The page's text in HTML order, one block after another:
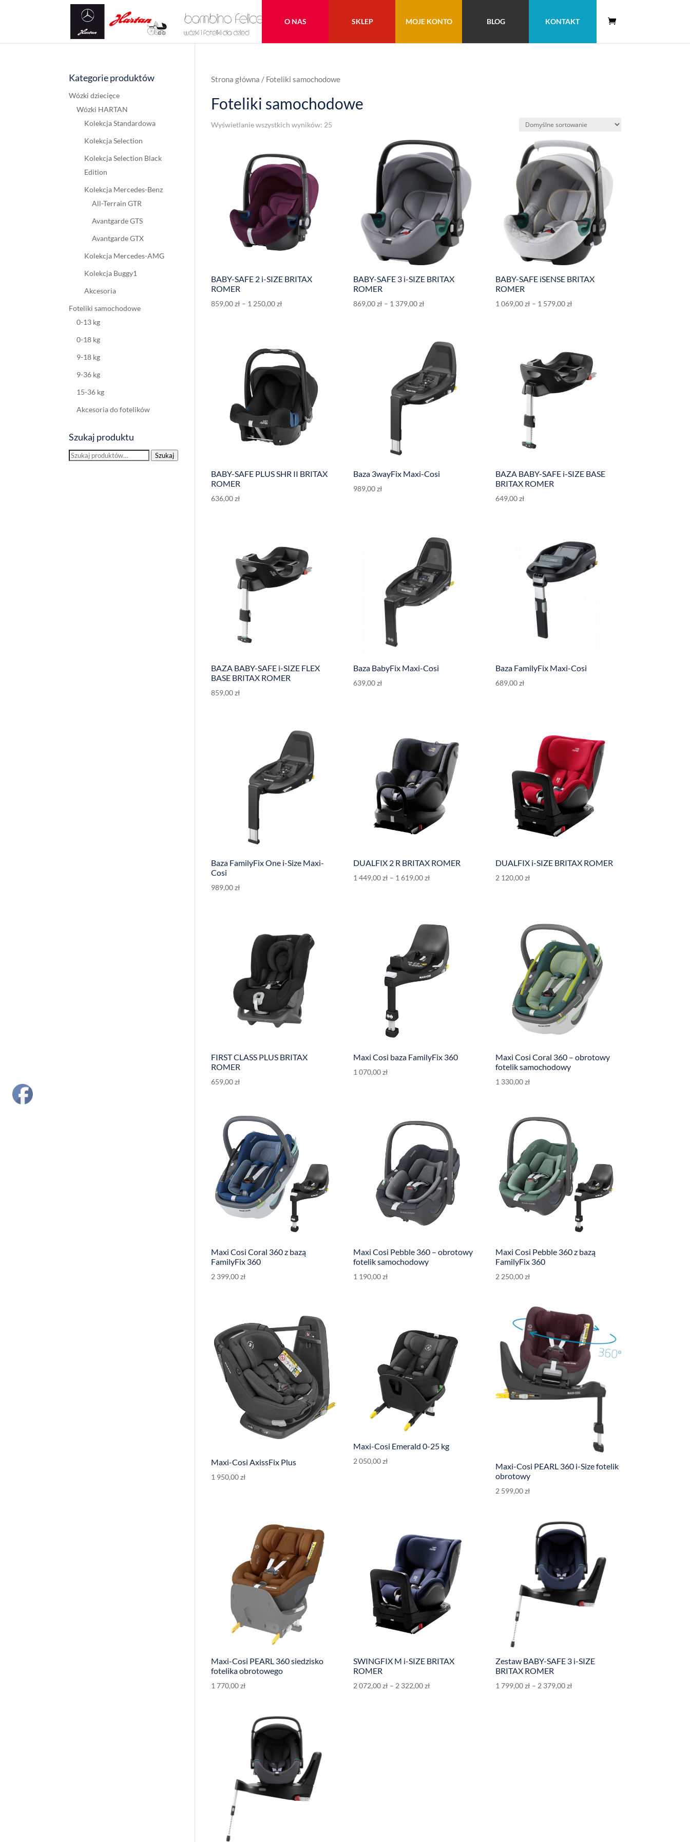
O NAS SKLEP MOJE KONTO BLOG KONTAKT
Strona główna / Foteliki samochodowe
Foteliki samochodowe
Wyświetlanie wszystkich wyników: 25
BABY-SAFE 2 i-SIZE BRITAX
ROMER
859,00zł – 1 250,00zł
BABY-SAFE 3 i-SIZE BRITAX
ROMER
869,00zł – 1 379,00zł
BABY-SAFE iSENSE BRITAX
ROMER
1 069,00zł – 1 579,00zł
BABY-SAFE PLUS SHR II BRITAX
ROMER
636,00zł
Baza 3wayFix Maxi-Cosi
989,00zł
BAZA BABY-SAFE i-SIZE BASE
BRITAX ROMER
649,00zł
BAZA BABY-SAFE i-SIZE FLEX
BASE BRITAX ROMER
859,00zł
Baza BabyFix Maxi-Cosi
639,00zł
Baza FamilyFix Maxi-Cosi
689,00zł
Baza FamilyFix One i-Size Maxi-
Cosi
989,00zł
DUALFIX 2 R BRITAX ROMER
1 449,00zł – 1 619,00zł
DUALFIX i-SIZE BRITAX ROMER
2 120,00zł
FIRST CLASS PLUS BRITAX
ROMER
659,00zł
Maxi Cosi baza FamilyFix 360
1 070,00zł
Maxi Cosi Coral 360 – obrotowy
fotelik samochodowy
1 330,00zł
Maxi Cosi Coral 360 z bazą
FamilyFix 360
2 399,00zł
Maxi Cosi Pebble 360 – obrotowy
fotelik samochodowy
1 190,00zł
Maxi Cosi Pebble 360 z bazą
FamilyFix 360
2 250,00zł
Maxi-Cosi AxissFix Plus
1 950,00zł
Maxi-Cosi Emerald 0-25 kg
2 050,00zł
Maxi-Cosi PEARL 360 i-Size fotelik
obrotowy
2 599,00zł
Maxi-Cosi PEARL 360 siedzisko
fotelika obrotowego
1 770,00zł
SWINGFIX M i-SIZE BRITAX
ROMER
2 072,00zł – 2 322,00zł
Zestaw BABY-SAFE 3 i-SIZE
BRITAX ROMER
1 799,00zł – 2 379,00zł
Kategorie produktów
Wózki dziecięce
Wózki HARTAN
Kolekcja Standardowa
Kolekcja Selection
Kolekcja Selection Black
Edition
Kolekcja Mercedes-Benz
All-Terrain GTR
Avantgarde GTS
Avantgarde GTX
Kolekcja Mercedes-AMG
Kolekcja Buggy1
Akcesoria
Foteliki samochodowe
0-13 kg
0-18 kg
9-18 kg
9-36 kg
15-36 kg
Akcesoria do fotelików
Szukaj produktu
Szukaj: Szukaj